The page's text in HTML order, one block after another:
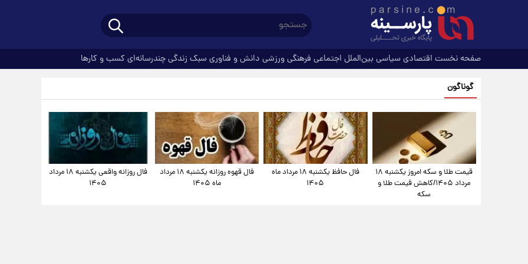
صفحه نخست اقتصادی سیاسی بین‌الملل اجتماعی فرهنگیورزشی دانش و فناوری سبک زندگیچندرسانه‌ای کسب و کارها
گوناگون
قیمت طلا و سکه امروز یکشنبه ۱۸
مرداد ۱۴۰۵/کاهش قیمت طلا و
سکه
فال حافظ یکشنبه ۱۸ مرداد ماه
۱۴۰۵
فال قهوه روزانه یکشنبه ۱۸ مرداد
ماه ۱۴۰۵
فال روزانه واقعی یکشنبه ۱۸ مرداد
۱۴۰۵